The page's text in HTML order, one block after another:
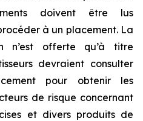
doivent être lus
à un placement. La
n’est offerte qu’à titre
devraient consulter
pour obtenir les
de risque concernant
et divers produits de